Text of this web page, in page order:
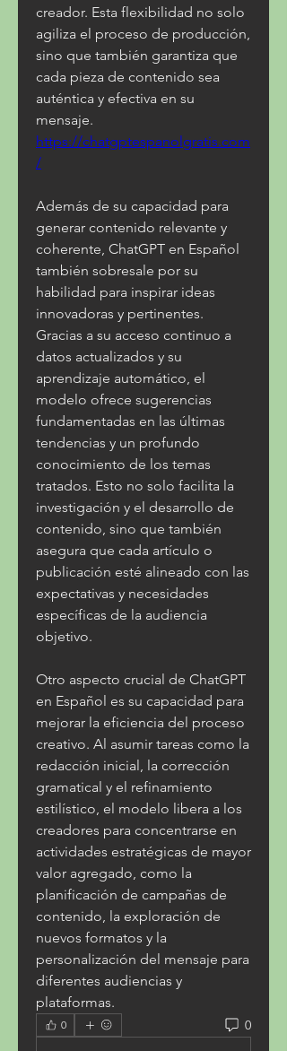
creador. Esta flexibilidad no solo
agiliza el proceso de producción,
sino que también garantiza que
cada pieza de contenido sea
auténtica y efectiva en su
https://chatgptespanolgratis.com
/
Además de su capacidad para
generar contenido relevante y
coherente, ChatGPT en Español
también sobresale por su
habilidad para inspirar ideas
innovadoras y pertinentes.
Gracias a su acceso continuo a
datos actualizados y su
aprendizaje automático, el
modelo ofrece sugerencias
fundamentadas en las últimas
tendencias y un profundo
conocimiento de los temas
tratados. Esto no solo facilita la
investigación y el desarrollo de
contenido, sino que también
asegura que cada artículo o
publicación esté alineado con las
expectativas y necesidades
específicas de la audiencia
objetivo.
Otro aspecto crucial de ChatGPT
en Español es su capacidad para
mejorar la eficiencia del proceso
creativo. Al asumir tareas como la
redacción inicial, la corrección
gramatical y el refinamiento
estilístico, el modelo libera a los
creadores para concentrarse en
actividades estratégicas de mayor
valor agregado, como la
planificación de campañas de
contenido, la exploración de
nuevos formatos y la
personalización del mensaje para
diferentes audiencias y
plataformas.
0 0